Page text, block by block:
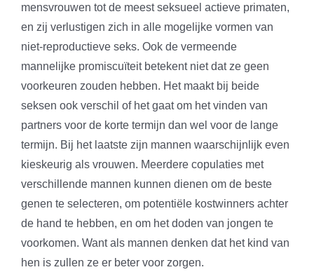
mensvrouwen tot de meest seksueel actieve primaten,
en zij verlustigen zich in alle mogelijke vormen van
niet-reproductieve seks. Ook de vermeende
mannelijke promiscuïteit betekent niet dat ze geen
voorkeuren zouden hebben. Het maakt bij beide
seksen ook verschil of het gaat om het vinden van
partners voor de korte termijn dan wel voor de lange
termijn. Bij het laatste zijn mannen waarschijnlijk even
kieskeurig als vrouwen. Meerdere copulaties met
verschillende mannen kunnen dienen om de beste
genen te selecteren, om potentiële kostwinners achter
de hand te hebben, en om het doden van jongen te
voorkomen. Want als mannen denken dat het kind van
hen is zullen ze er beter voor zorgen.